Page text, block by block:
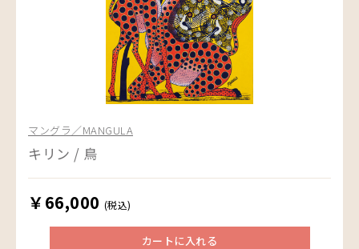
マングラ／MANGULA
キリン / 鳥
￥66,000 (税込)
カートに入れる